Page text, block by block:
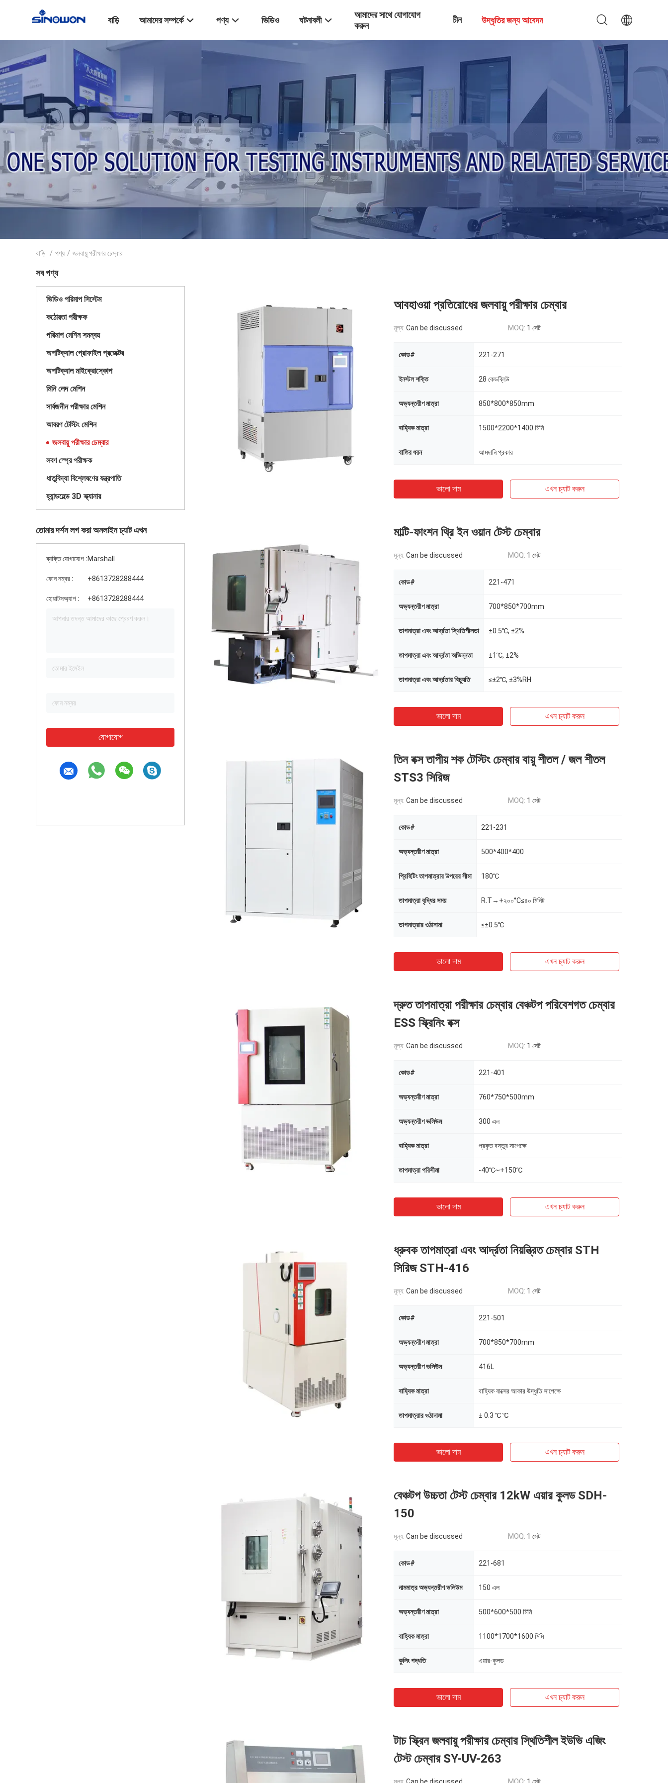
বাড়ি আমাদের সম্পর্কে পণ্য ভিডিও ঘটনাবলী
আমাদের সাথে যোগাযোগ
করুন
চীন উদ্ধৃতির জন্য আবেদন
বাড়ি / পণ্য / জলবায়ু পরীক্ষার চেম্বার
সব পণ্য
ভিডিও পরিমাপ সিস্টেম
কঠোরতা পরীক্ষক
পরিমাপ মেশিন সমন্বয়
অপটিক্যাল প্রোফাইল প্রজেক্টর
অপটিক্যাল মাইক্রোস্কোপ
মিনি লেদ মেশিন
সার্বজনীন পরীক্ষার মেশিন
আবরণ টেস্টিং মেশিন
জলবায়ু পরীক্ষার চেম্বার
লবণ স্প্রে পরীক্ষক
ধাতুবিদ্যা বিশ্লেষণের যন্ত্রপাতি
হ্যান্ডহেল্ড 3D স্ক্যানার
তোমার দর্শন লগ করা অনলাইন চ্যাট এখন
ব্যক্তি যোগাযোগ :Marshall
ফোন নম্বর : +8613728288444
হোয়াটসঅ্যাপ : +8613728288444
যোগাযোগ
আবহাওয়া প্রতিরোধের জলবায়ু পরীক্ষার চেম্বার
মূল্য: Can be discussed MOQ: 1 সেট
কোড# 221-271
ইনস্টল শক্তি 28 কেডব্লিউ
অভ্যন্তরীণ মাত্রা 850*800*850mm
বাহ্যিক মাত্রা 1500*2200*1400 মিমি
বাতির ধরন আমদানি প্রকার
ভালো দাম এখন চ্যাট করুন
মাল্টি-ফাংশন থ্রি ইন ওয়ান টেস্ট চেম্বার
মূল্য: Can be discussed MOQ: 1 সেট
কোড# 221-471
অভ্যন্তরীণ মাত্রা 700*850*700mm
তাপমাত্রা এবং আর্দ্রতা স্থিতিশীলতা ±0.5℃, ±2%
তাপমাত্রা এবং আর্দ্রতা অভিন্নতা ±1℃, ±2%
তাপমাত্রা এবং আর্দ্রতার বিচ্যুতি ≤±2℃, ±3%RH
ভালো দাম এখন চ্যাট করুন
তিন বক্স তাপীয় শক টেস্টিং চেম্বার বায়ু শীতল / জল শীতল
STS3 সিরিজ
মূল্য: Can be discussed MOQ: 1 সেট
কোড# 221-231
অভ্যন্তরীণ মাত্রা 500*400*400
প্রিহিটিং তাপমাত্রার উপরের সীমা 180℃
তাপমাত্রা বৃদ্ধির সময় R.T→+২০০°C≤৪০ মিনিট
তাপমাত্রার ওঠানামা ≤±0.5℃
ভালো দাম এখন চ্যাট করুন
দ্রুত তাপমাত্রা পরীক্ষার চেম্বার বেঞ্চটপ পরিবেশগত চেম্বার
ESS স্ক্রিনিং বক্স
মূল্য: Can be discussed MOQ: 1 সেট
কোড# 221-401
অভ্যন্তরীণ মাত্রা 760*750*500mm
অভ্যন্তরীণ ভলিউম 300 এল
বাহ্যিক মাত্রা প্রকৃত বস্তুর সাপেক্ষে
তাপমাত্রা পরিসীমা -40℃~+150℃
ভালো দাম এখন চ্যাট করুন
ধ্রুবক তাপমাত্রা এবং আর্দ্রতা নিয়ন্ত্রিত চেম্বার STH
সিরিজ STH-416
মূল্য: Can be discussed MOQ: 1 সেট
কোড# 221-501
অভ্যন্তরীণ মাত্রা 700*850*700mm
অভ্যন্তরীণ ভলিউম 416L
বাহ্যিক মাত্রা বাহ্যিক বাক্সের আকার উদ্ধৃতি সাপেক্ষে
তাপমাত্রার ওঠানামা ± 0.3 ℃ ℃
ভালো দাম এখন চ্যাট করুন
বেঞ্চটপ উচ্চতা টেস্ট চেম্বার 12kW এয়ার কুলড SDH-
150
মূল্য: Can be discussed MOQ: 1 সেট
কোড# 221-681
নামমাত্র অভ্যন্তরীণ ভলিউম 150 এল
অভ্যন্তরীণ মাত্রা 500*600*500 মিমি
বাহ্যিক মাত্রা 1100*1700*1600 মিমি
কুলিং পদ্ধতি এয়ার-কুলড
ভালো দাম এখন চ্যাট করুন
টাচ স্ক্রিন জলবায়ু পরীক্ষার চেম্বার স্থিতিশীল ইউভি এজিং
টেস্ট চেম্বার SY-UV-263